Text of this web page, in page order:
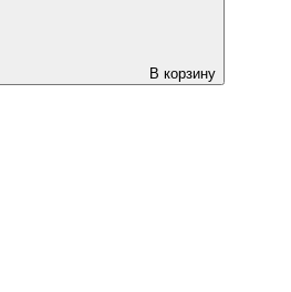
В корзину